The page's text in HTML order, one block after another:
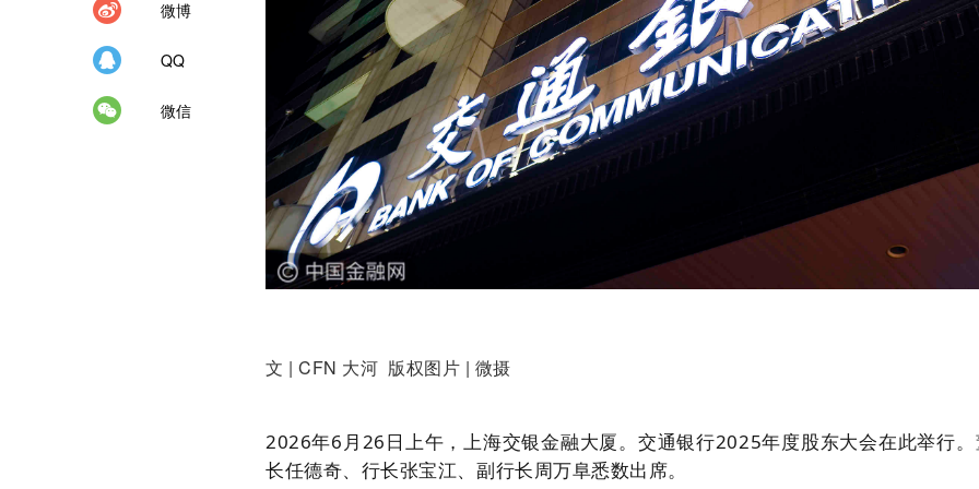
微博
QQ
微信
文 | CFN 大河 版权图片 | 微摄
2026年6月26日上午，上海交银金融大厦。交通银行2025年度股东大会在此举行
长任德奇、行长张宝江、副行长周万阜悉数出席。